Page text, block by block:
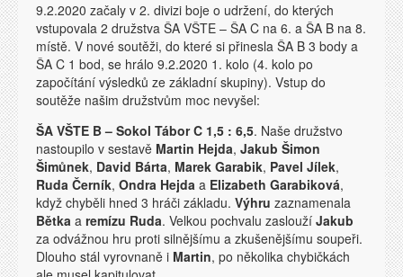
9.2.2020 začaly v 2. divizi boje o udržení, do kterých
vstupovala 2 družstva ŠA VŠTE – ŠA C na 6. a ŠA B na 8.
místě. V nové soutěži, do které si přinesla ŠA B 3 body a
ŠA C 1 bod, se hrálo 9.2.2020 1. kolo (4. kolo po
započítání výsledků ze základní skupiny). Vstup do
soutěže našim družstvům moc nevyšel:
ŠA VŠTE B – Sokol Tábor C 1,5 : 6,5. Naše družstvo
nastoupilo v sestavě Martin Hejda, Jakub Šimon
Šimůnek, David Bárta, Marek Garabik, Pavel Jílek,
Ruda Černík, Ondra Hejda a Elizabeth Garabiková,
když chyběli hned 3 hráči základu. Výhru zaznamenala
Bětka a remízu Ruda. Velkou pochvalu zaslouží Jakub
za odvážnou hru proti silnějšímu a zkušenějšímu soupeři.
Dlouho stál vyrovnaně i Martin, po několika chybičkách